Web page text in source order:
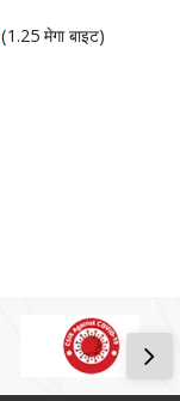
(1.25 मेगा बाइट)